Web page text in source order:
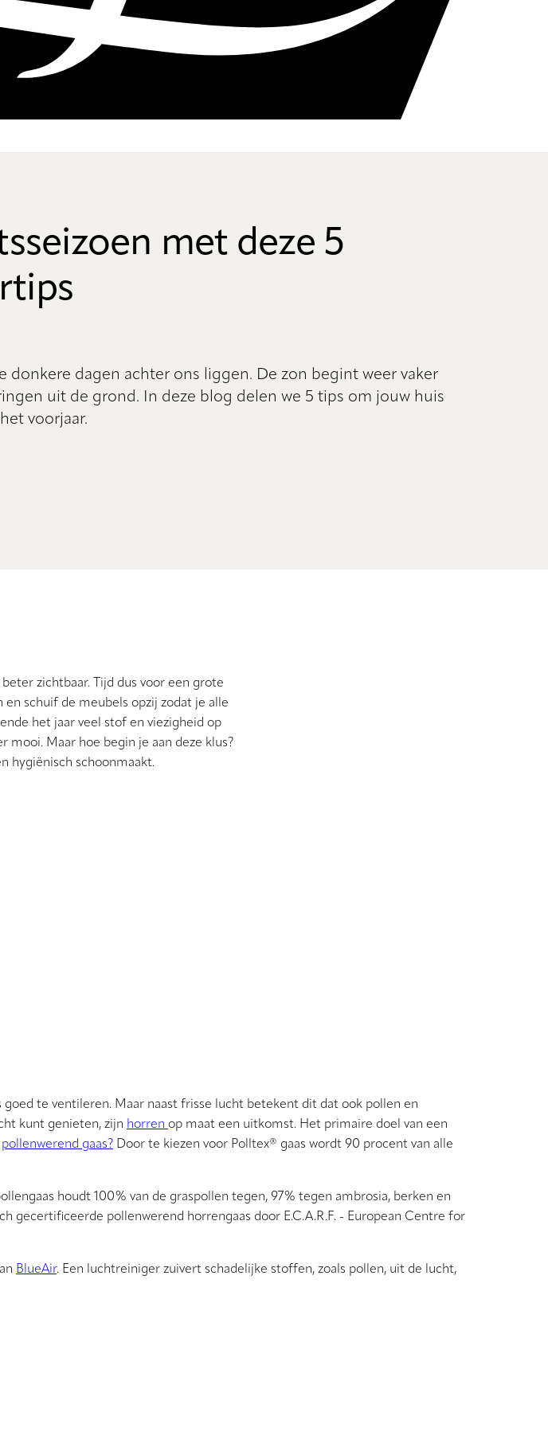
met deze 5
dagen achter ons liggen. De zon begint weer vaker
uit de grond. In deze blog delen we 5 tips om jouw huis
voorjaar.
zichtbaar. Tijd dus voor een grote
schuif de meubels opzij zodat je alle
het jaar veel stof en viezigheid op
Maar hoe begin je aan deze klus?
hygiënisch schoonmaakt.
te ventileren. Maar naast frisse lucht betekent dit dat ook pollen en
kunt genieten, zijn horren op maat een uitkomst. Het primaire doel van een
pollenwerend gaas? Door te kiezen voor Polltex® gaas wordt 90 procent van alle
houdt 100% van de graspollen tegen, 97% tegen ambrosia, berken en
gecertificeerde pollenwerend horrengaas door E.C.A.R.F. - European Centre for
BlueAir. Een luchtreiniger zuivert schadelijke stoffen, zoals pollen, uit de lucht,